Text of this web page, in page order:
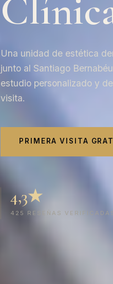
Una unidad de estética
junto al Santiago
estudio personalizado y
visita.
PRIMERA VISITA
4,3★
425 RESEÑAS